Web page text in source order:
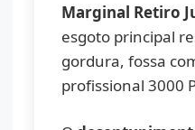
Marginal Retiro
esgoto principal
gordura, fossa
profissional 3000